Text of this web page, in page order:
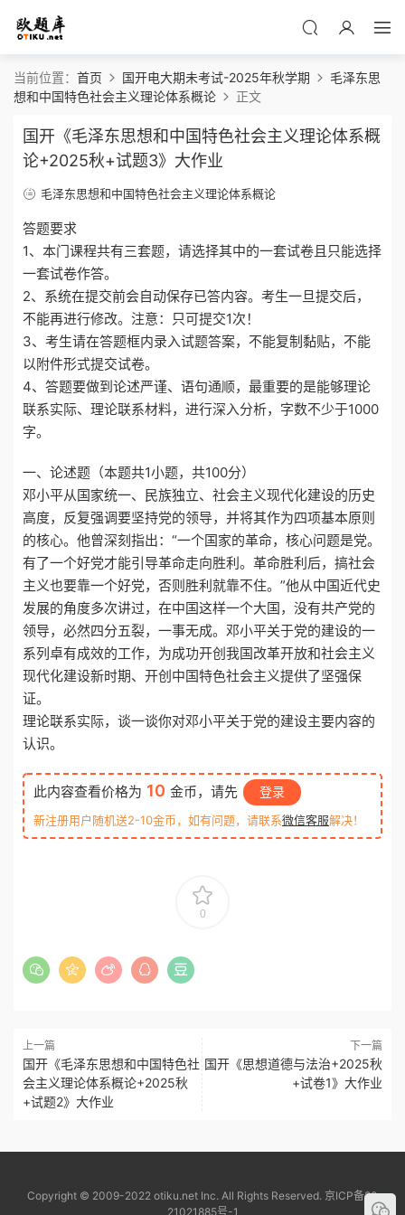
当前位置： 首页 国开电大期未考试-2025年秋学期
毛泽东思
想和中国特色社会主义理论体系概论
正文
国开《毛泽东思想和中国特色社会主义理论体系概
论+2025秋+试题3》大作业
毛泽东思想和中国特色社会主义理论体系概论
答题要求
1、本门课程共有三套题，请选择其中的一套试卷且只能选择
一套试卷作答。
2、系统在提交前会自动保存已答内容。考生一旦提交后，
不能再进行修改。注意：只可提交1次！
3、考生请在答题框内录入试题答案，不能复制黏贴，不能
以附件形式提交试卷。
4、答题要做到论述严谨、语句通顺，最重要的是能够理论
联系实际、理论联系材料，进行深入分析，字数不少于1000
字。
一、论述题（本题共1小题，共100分）
邓小平从国家统一、民族独立、社会主义现代化建设的历史
高度，反复强调要坚持党的领导，并将其作为四项基本原则
的核心。他曾深刻指出：“一个国家的革命，核心问题是党。
有了一个好党才能引导革命走向胜利。革命胜利后，搞社会
主义也要靠一个好党，否则胜利就靠不住。”他从中国近代史
发展的角度多次讲过，在中国这样一个大国，没有共产党的
领导，必然四分五裂，一事无成。邓小平关于党的建设的一
系列卓有成效的工作，为成功开创我国改革开放和社会主义
现代化建设新时期、开创中国特色社会主义提供了坚强保
证。
理论联系实际，谈一谈你对邓小平关于党的建设主要内容的
认识。
此内容查看价格为 10 金币，请先 登录
新注册用户随机送2-10金币，如有问题，请联系微信客服解决！
0
上一篇
国开《毛泽东思想和中国特色社
会主义理论体系概论+2025秋
+试题2》大作业
下一篇
国开《思想道德与法治+2025秋
+试卷1》大作业
Copyright © 2009-2022 otiku.net Inc. All Rights Reserved. 京ICP备20
21021885号-1